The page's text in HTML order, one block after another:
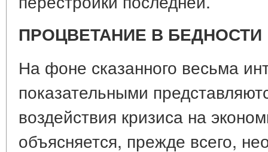
ПРОЦВЕТАНИЕ В БЕДНОСТИ
На фоне сказанного весьма
показательными
воздействия кризиса на
объясняется, прежде всего,